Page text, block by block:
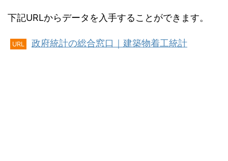
下記URLからデータを入手することができます。
URL 政府統計の総合窓口｜建築物着工統計